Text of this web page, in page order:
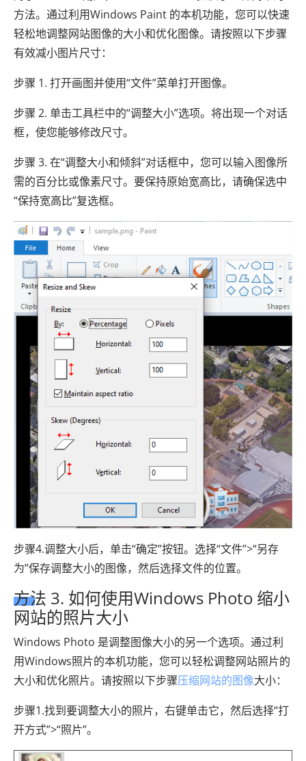
方法。通过利用Windows Paint 的本机功能，您可以快速
轻松地调整网站图像的大小和优化图像。请按照以下步骤
有效减小图片尺寸：
步骤 1. 打开画图并使用“文件”菜单打开图像。
步骤 2. 单击工具栏中的“调整大小”选项。将出现一个对话
框，使您能够修改尺寸。
步骤 3. 在“调整大小和倾斜”对话框中，您可以输入图像所
需的百分比或像素尺寸。要保持原始宽高比，请确保选中
“保持宽高比”复选框。
步骤4.调整大小后，单击“确定”按钮。选择“文件”>“另存
为”保存调整大小的图像，然后选择文件的位置。
方法 3. 如何使用Windows Photo 缩小
网站的照片大小
Windows Photo 是调整图像大小的另一个选项。通过利
用Windows照片的本机功能，您可以轻松调整网站照片的
大小和优化照片。请按照以下步骤压缩网站的图像大小：
步骤1.找到要调整大小的照片，右键单击它，然后选择“打
开方式”>“照片”。